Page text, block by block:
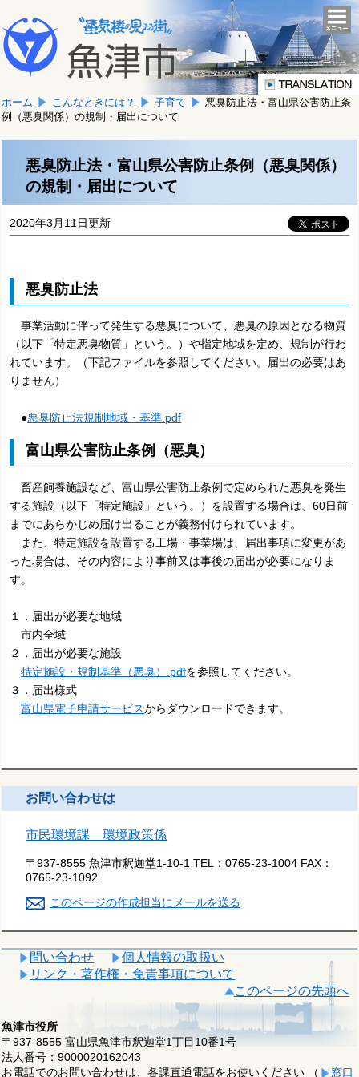
文
へ
移
ま
す。
こ
か
文
で
す。
ホーム こんなときには？ 子育て
悪臭防止法・富山県公害防止条
例（悪臭関係）の規制・届出について
悪臭防止法・富山県公害防止条例（悪臭関係）
の規制・届出について
2020年3月11日更新
悪臭防止法
事業活動に伴って発生する悪臭について、悪臭の原因となる物質
（以下「特定悪臭物質」という。）や指定地域を定め、規制が行わ
れています。（下記ファイルを参照してください。届出の必要はあ
りません）
●悪臭防止法規制地域・基準.pdf
富山県公害防止条例（悪臭）
畜産飼養施設など、富山県公害防止条例で定められた悪臭を発生
する施設（以下「特定施設」という。）を設置する場合は、60日前
までにあらかじめ届け出ることが義務付けられています。
また、特定施設を設置する工場・事業場は、届出事項に変更があ
った場合は、その内容により事前又は事後の届出が必要になりま
す。
１．届出が必要な地域
市内全域
２．届出が必要な施設
特定施設・規制基準（悪臭）.pdfを参照してください。
３．届出様式
富山県電子申請サービスからダウンロードできます。
お問い合わせは
市民環境課 環境政策係
〒937-8555 魚津市釈迦堂1-10-1 TEL：0765-23-1004 FAX：
0765-23-1092
このページの作成担当にメールを送る
問い合わせ
個人情報の取扱い
リンク・著作権・免責事項について
このページの先頭へ
魚津市役所
〒937-8555 富山県魚津市釈迦堂1丁目10番1号
法人番号：9000020162043
お電話でのお問い合わせは、各課直通電話をお使いください （
窓口